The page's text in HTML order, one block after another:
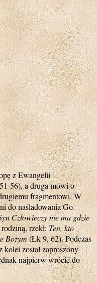
z Ewangelii
56), a druga mówi o
fragmentowi. W
do naśladowania Go.
Człowieczy nie ma gdzie
rzekł: Ten, kto
Bożym(Łk 9, 62). Podczas
został zaproszony
najpierw wrócić do